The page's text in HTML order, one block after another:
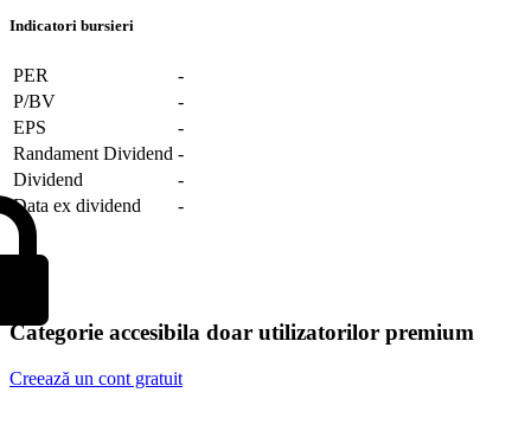
Indicatori bursieri
PER
-
P/BV
-
EPS
-
Randament Dividend -
Dividend
-
Data ex dividend
-
Categorie accesibila doar utilizatorilor premium
Creează un cont gratuit